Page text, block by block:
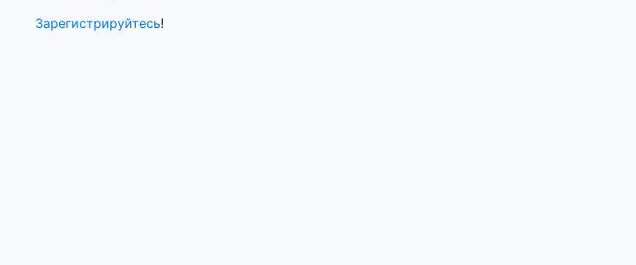
Зарегистрируйтесь!